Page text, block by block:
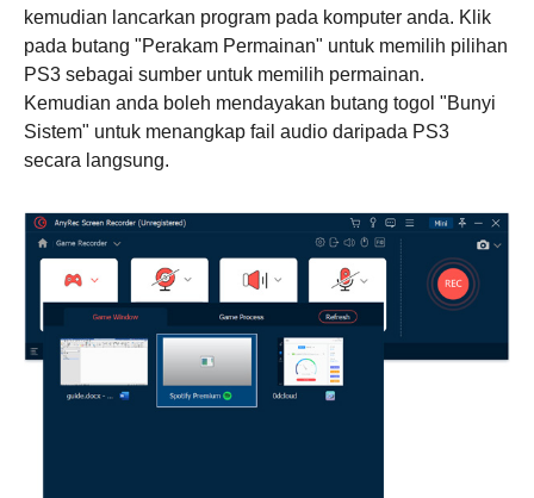
kemudian lancarkan program pada komputer anda. Klik
pada butang "Perakam Permainan" untuk memilih pilihan
PS3 sebagai sumber untuk memilih permainan.
Kemudian anda boleh mendayakan butang togol "Bunyi
Sistem" untuk menangkap fail audio daripada PS3
secara langsung.